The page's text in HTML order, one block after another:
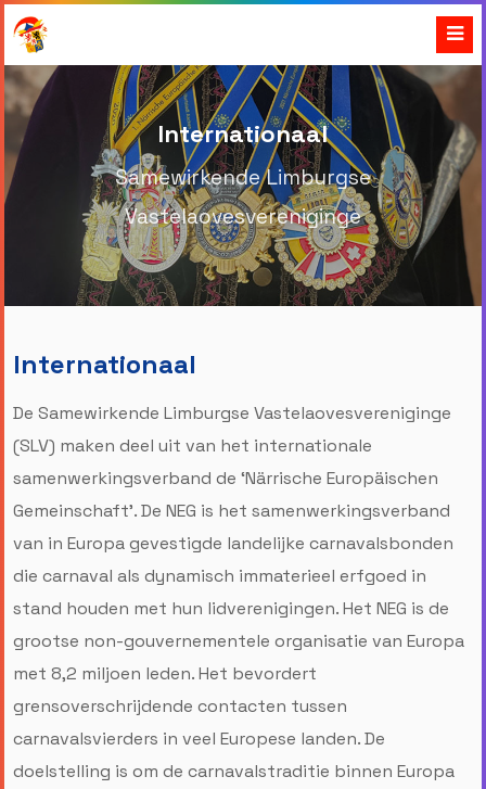
Internationaal
Samewirkende Limburgse
Vastelaovesvereniginge
Internationaal
De Samewirkende Limburgse Vastelaovesvereniginge
(SLV) maken deel uit van het internationale
samenwerkingsverband de ‘Närrische Europäischen
Gemeinschaft’. De NEG is het samenwerkingsverband
van in Europa gevestigde landelijke carnavalsbonden
die carnaval als dynamisch immaterieel erfgoed in
stand houden met hun lidverenigingen. Het NEG is de
grootse non-gouvernementele organisatie van Europa
met 8,2 miljoen leden. Het bevordert
grensoverschrijdende contacten tussen
carnavalsvierders in veel Europese landen. De
doelstelling is om de carnavalstraditie binnen Europa